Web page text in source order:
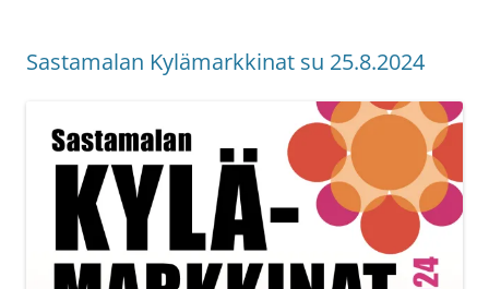
Sastamalan Kylämarkkinat su 25.8.2024